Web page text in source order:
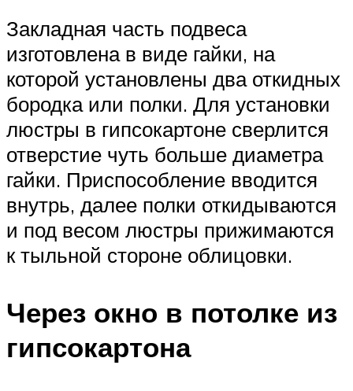
Закладная часть подвеса
изготовлена в виде гайки, на
которой установлены два откидных
бородка или полки. Для установки
люстры в гипсокартоне сверлится
отверстие чуть больше диаметра
гайки. Приспособление вводится
внутрь, далее полки откидываются
и под весом люстры прижимаются
к тыльной стороне облицовки.
Через окно в потолке из
гипсокартона